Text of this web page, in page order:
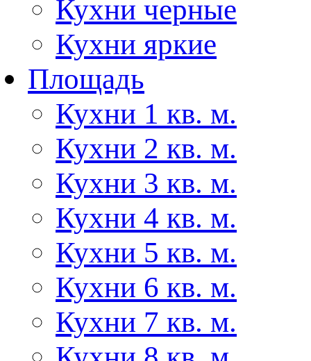
Кухни черные
Кухни яркие
Площадь
Кухни 1 кв. м.
Кухни 2 кв. м.
Кухни 3 кв. м.
Кухни 4 кв. м.
Кухни 5 кв. м.
Кухни 6 кв. м.
Кухни 7 кв. м.